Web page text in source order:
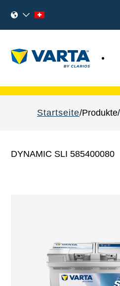
Startseite Produkte
DYNAMIC SLI 585400080